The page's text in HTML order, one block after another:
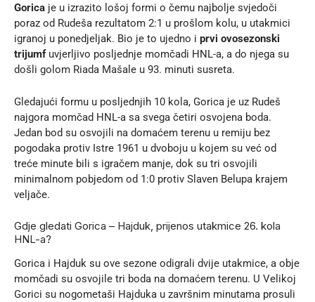
Gorica je u izrazito lošoj formi o čemu najbolje svjedoči
poraz od Rudeša rezultatom 2:1 u prošlom kolu, u utakmici
igranoj u ponedjeljak. Bio je to ujedno i prvi ovosezonski
trijumf uvjerljivo posljednje momčadi HNL-a, a do njega su
došli golom Riada Mašale u 93. minuti susreta.
Gledajući formu u posljednjih 10 kola, Gorica je uz Rudeš
najgora momčad HNL-a sa svega četiri osvojena boda.
Jedan bod su osvojili na domaćem terenu u remiju bez
pogodaka protiv Istre 1961 u dvoboju u kojem su već od
treće minute bili s igračem manje, dok su tri osvojili
minimalnom pobjedom od 1:0 protiv Slaven Belupa krajem
veljače.
Gdje gledati Gorica – Hajduk, prijenos utakmice 26. kola
HNL-a?
Gorica i Hajduk su ove sezone odigrali dvije utakmice, a obje
momčadi su osvojile tri boda na domaćem terenu. U Velikoj
Gorici su nogometaši Hajduka u završnim minutama prosuli